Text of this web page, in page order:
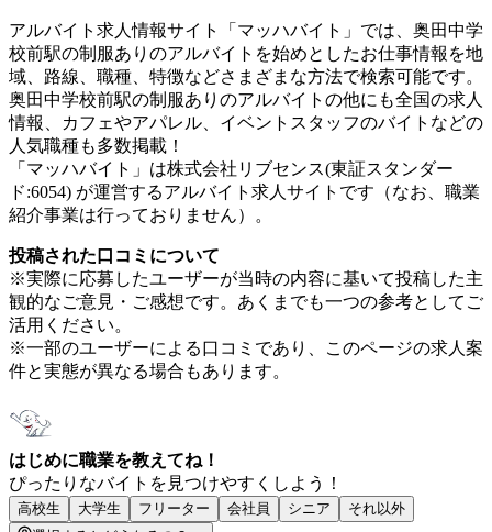
アルバイト求人情報サイト「マッハバイト」では、奥田中学
校前駅の制服ありのアルバイトを始めとしたお仕事情報を地
域、路線、職種、特徴などさまざまな方法で検索可能です。
奥田中学校前駅の制服ありのアルバイトの他にも全国の求人
情報、カフェやアパレル、イベントスタッフのバイトなどの
人気職種も多数掲載！
「マッハバイト」は株式会社リブセンス(東証スタンダー
ド:6054) が運営するアルバイト求人サイトです（なお、職業
紹介事業は行っておりません）。
投稿された口コミについて
※実際に応募したユーザーが当時の内容に基いて投稿した主
観的なご意見・ご感想です。あくまでも一つの参考としてご
活用ください。
※一部のユーザーによる口コミであり、このページの求人案
件と実態が異なる場合もあります。
はじめに職業を教えてね！
ぴったりなバイトを見つけやすくしよう！
高校生 大学生 フリーター 会社員 シニア
それ以外